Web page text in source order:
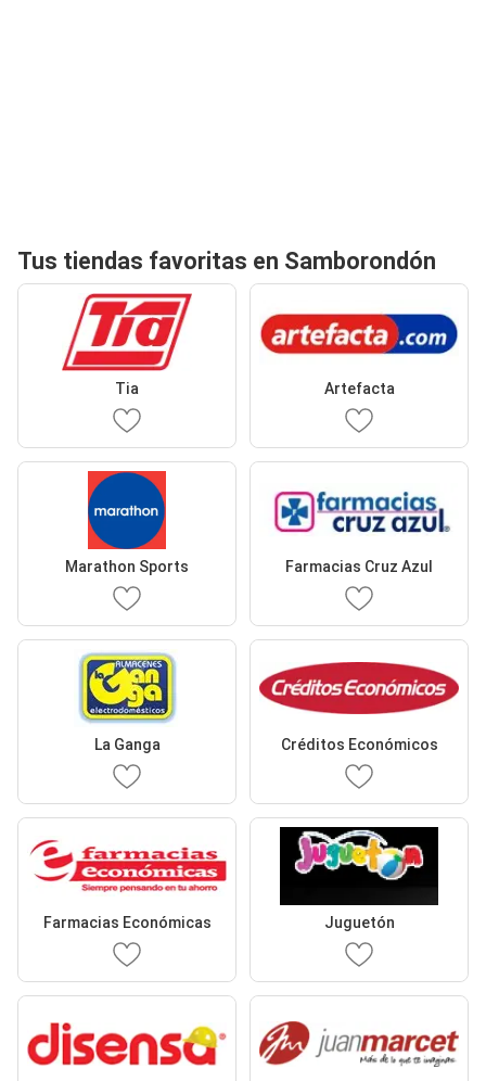
Tus tiendas favoritas en Samborondón
Tia Artefacta
Marathon Sports Farmacias Cruz Azul
La Ganga Créditos Económicos
Farmacias Económicas Juguetón